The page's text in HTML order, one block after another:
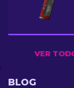
VER
BLOG